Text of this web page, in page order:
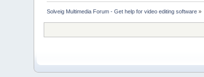
Solveig Multimedia Forum - Get help for video editing software »